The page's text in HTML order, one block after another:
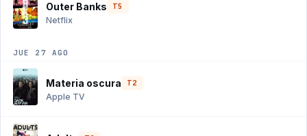
Outer Banks T5
Netflix
JUE 27 AGO
Materia oscura T2
Apple TV